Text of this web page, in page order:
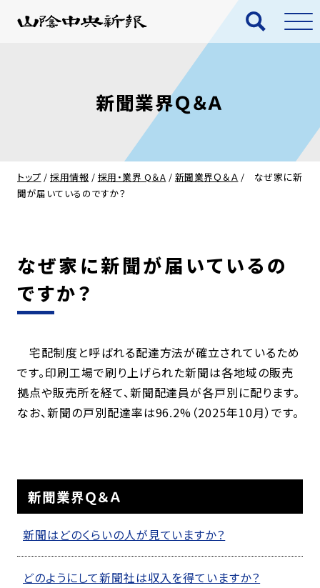
新聞業界Ｑ＆Ａ
トップ /採用情報 / 採用・業界 Q＆A / 新聞業界Ｑ＆Ａ /
なぜ家に新
聞が届いているのですか？
なぜ家に新聞が届いているの
ですか？
宅配制度と呼ばれる配達方法が確立されているため
です。印刷工場で刷り上げられた新聞は各地域の販売
拠点や販売所を経て、新聞配達員が各戸別に配ります。
なお、新聞の戸別配達率は96.2%（2025年10月）です。
新聞業界Ｑ＆Ａ
新聞はどのくらいの人が見ていますか？
どのようにして新聞社は収入を得ていますか？